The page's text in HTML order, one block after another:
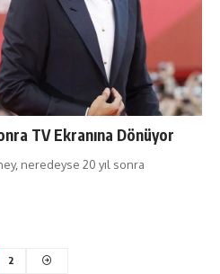
TV Ekranına Dönüyor
neredeyse 20 yıl sonra
2